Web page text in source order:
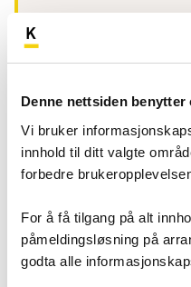
Denne nettsiden benytter
Vi bruker
innhold til ditt valgte
forbedre
For å få tilgang på alt
påmeldingsløsning på
godta alle
01
SEP
09:00 – 15:00
Bydelshuset